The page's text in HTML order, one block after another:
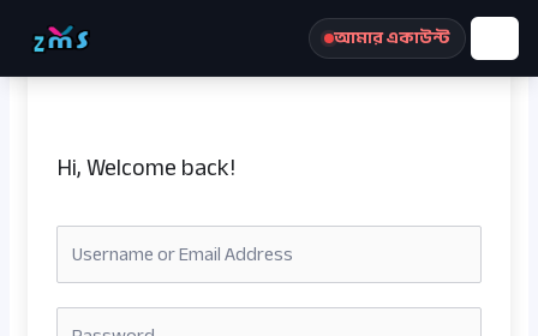
আমার একাউন্ট
Hi, Welcome back!